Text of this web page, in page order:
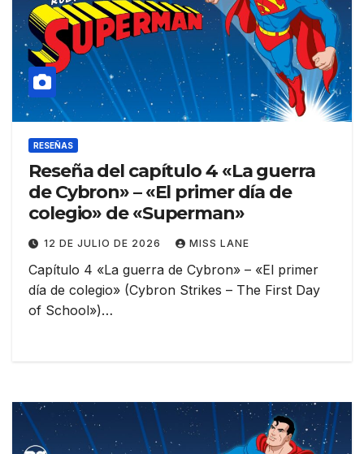
RESEÑAS
Reseña del capítulo 4 «La guerra
de Cybron» – «El primer día de
colegio» de «Superman»
12 DE JULIO DE 2026 MISS LANE
Capítulo 4 «La guerra de Cybron» – «El primer
día de colegio» (Cybron Strikes – The First Day
of School»)…